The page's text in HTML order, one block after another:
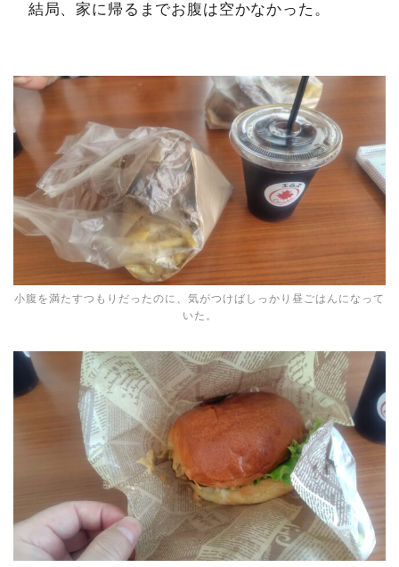
結局、家に帰るまでお腹は空かなかった。
小腹を満たすつもりだったのに、気がつけばしっかり昼ごはんになって
いた。